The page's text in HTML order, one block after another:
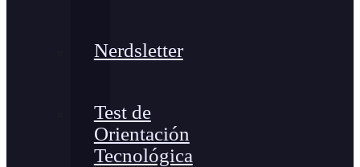
Nerdsletter
Test de
Orientación
Tecnológica